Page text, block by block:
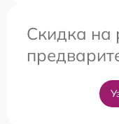
Скидка на